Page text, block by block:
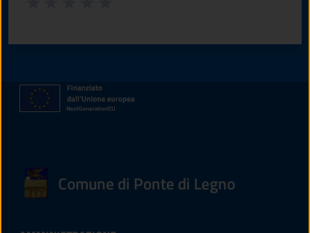
Comune di Ponte di Legno